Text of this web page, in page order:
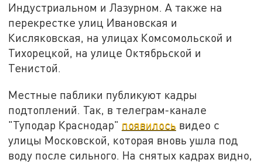
Индустриальном и Лазурном. А также на
перекрестке улиц Ивановская и
Кисляковская, на улицах Комсомольской и
Тихорецкой, на улице Октябрьской и
Тенистой.
Местные паблики публикуют кадры
подтоплений. Так, в телеграм-канале
"Туподар Краснодар" появилось видео с
улицы Московской, которая вновь ушла под
воду после сильного. На снятых кадрах видно,